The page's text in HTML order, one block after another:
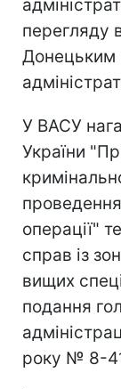
перегляду
Донецьким
У ВАСУ
України
операції"
справ із
вищих
подання
року № 8-